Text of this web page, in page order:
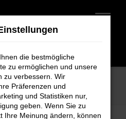
bei Schmidt + Koch für Syke –
die bestmögliche
zu ermöglichen und unsere
zu verbessern. Wir
Präferenzen und
und Statistiken nur,
geben. Wenn Sie zu
Ihre Meinung ändern, können